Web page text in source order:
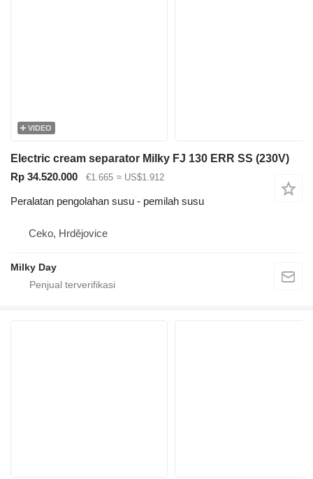
VIDEO
Electric cream separator Milky FJ 130 ERR SS (230V)
Rp 34.520.000
€1.665 ≈ US$1.912
Peralatan pengolahan susu - pemilah susu
Ceko, Hrdějovice
Milky Day